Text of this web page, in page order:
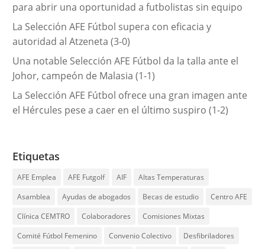
para abrir una oportunidad a futbolistas sin equipo
La Selección AFE Fútbol supera con eficacia y
autoridad al Atzeneta (3-0)
Una notable Selección AFE Fútbol da la talla ante el
Johor, campeón de Malasia (1-1)
La Selección AFE Fútbol ofrece una gran imagen ante
el Hércules pese a caer en el último suspiro (1-2)
Etiquetas
AFE Emplea AFE Futgolf AIF
Altas Temperaturas
Asamblea
Ayudas de abogados Becas de estudio
Centro AFE
Clínica CEMTRO
Colaboradores
Comisiones Mixtas
Comité Fútbol Femenino
Convenio Colectivo
Desfibriladores